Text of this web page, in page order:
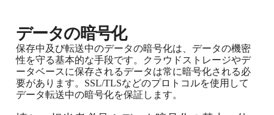
データの暗号化
保存中及び転送中のデータの暗号化は、データの機密
性を守る基本的な手段です。クラウドストレージやデ
ータベースに保存されるデータは常に暗号化される必
要があります。SSL/TLSなどのプロトコルを使用して
データ転送中の暗号化を保証します。